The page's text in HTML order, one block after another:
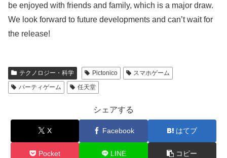
be enjoyed with friends and family, which is a major draw.
We look forward to future developments and can’t wait for
the release!
テクノロジー・科学 Pictonico
スマホゲーム
パーティゲーム
任天堂
シェアする
X Facebook はてブ
Pocket LINE コピー